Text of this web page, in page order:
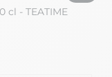
cl - TEATIME